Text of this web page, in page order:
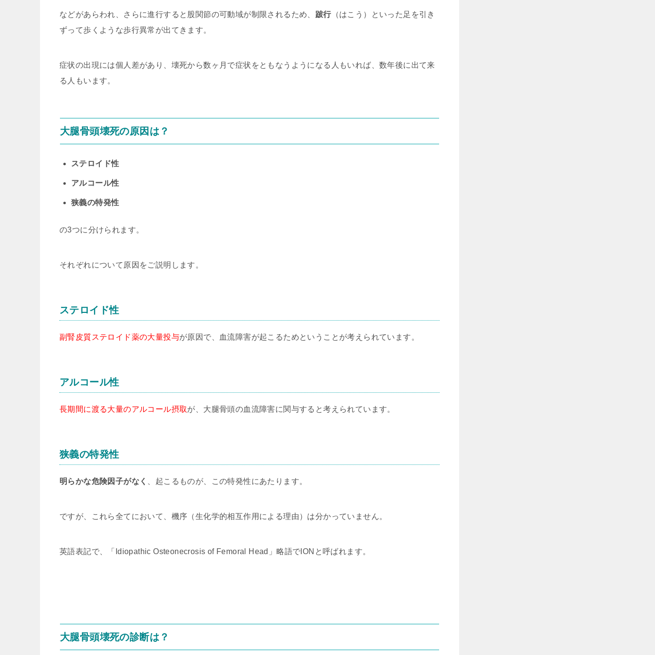
などがあらわれ、さらに進行すると股関節の可動域が制限されるため、 跛行（はこう）といった足を引き
ずって歩くような歩行異常が出てきます。
症状の出現には個人差があり、壊死から数ヶ月で症状をともなうようになる人もいれば、数年後に出て来
る人もいます。
大腿骨頭壊死の原因は？
ステロイド性
アルコール性
狭義の特発性
の3つに分けられます。
それぞれについて原因をご説明します。
ステロイド性
副腎皮質ステロイド薬の大量投与が原因で、血流障害が起こるためということが考えられています。
アルコール性
長期間に渡る大量のアルコール摂取が、大腿骨頭の血流障害に関与すると考えられています。
狭義の特発性
明らかな危険因子がなく 、起こるものが、この特発性にあたります。
ですが、これら全てにおいて、機序（生化学的相互作用による理由）は分かっていません。
英語表記で、「Idiopathic Osteonecrosis of Femoral Head」略語でIONと呼ばれます。
大腿骨頭壊死の診断は？